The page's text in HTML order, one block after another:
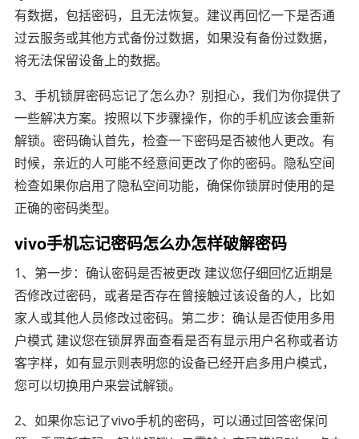
有数据，包括密码，且无法恢复。建议再回忆一下是否通
过云服务或其他方式备份过数据，如果没有备份过数据，
将无法保留设备上的数据。
3、手机锁屏密码忘记了怎么办？别担心，我们为你提供了
一些解决方案。按照以下步骤操作，你的手机应该会重新
解锁。密码确认首先，检查一下密码是否被他人更改。有
时候，亲近的人可能不经意间更改了你的密码。隐私空间
检查如果你启用了隐私空间功能，确保你锁屏时使用的是
正确的密码类型。
vivo手机忘记密码怎么办怎样破解密码
1、第一步：确认密码是否被更改 建议您仔细回忆近期是
否修改过密码，或者是否存在曾接触过该设备的人，比如
家人或其他人员修改过密码。第二步：确认是否使用多用
户模式 建议您在锁屏界面查看是否有显示用户名称或者访
客字样，如有显示则表明您的设备已经开启多用户模式，
您可以切换用户来尝试解锁。
2、如果你忘记了vivo手机的密码，可以通过回答密保问